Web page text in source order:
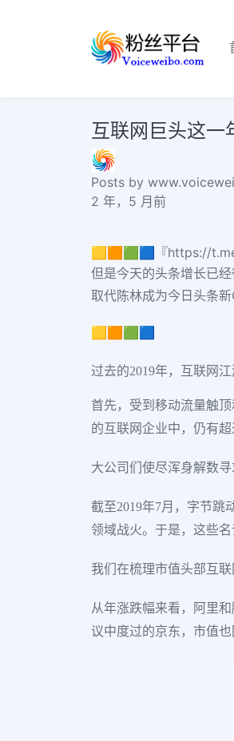
互联网巨头这一
Posts by
2 年，5 月前
🟨🟧🟩🟦『https://
但是今天的头条增长已
取代陈林成为今日头条
🟨🟧🟩🟦
过去的2019年，互联网江
首先，受到移动流量触
的互联网企业中，仍有超
大公司们使尽浑身解数
截至2019年7月，字节跳
领域战火。于是，这些名
我们在梳理市值头部互
从年涨跌幅来看，阿里
议中度过的京东，市值也